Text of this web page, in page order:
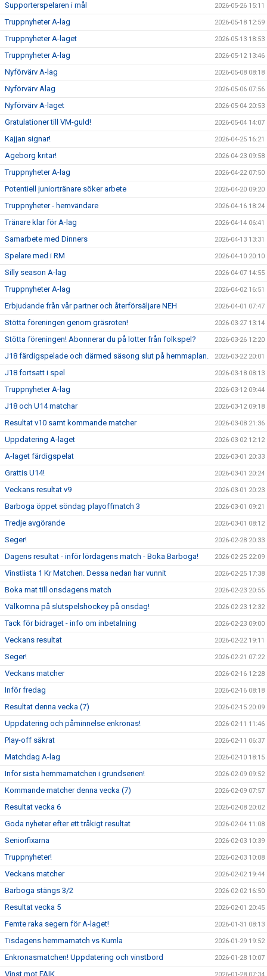
Supporterspelaren i mål 2026-05-26 15:11
Truppnyheter A-lag 2026-05-18 12:59
Truppnyheter A-laget 2026-05-13 18:53
Truppnyheter A-lag 2026-05-12 13:46
Nyförvärv A-lag 2026-05-08 08:18
Nyförvärv Alag 2026-05-06 07:56
Nyförvärv A-laget 2026-05-04 20:53
Gratulationer till VM-guld! 2026-05-04 14:07
Kajjan signar! 2026-04-25 16:21
Ageborg kritar! 2026-04-23 09:58
Truppnyheter A-lag 2026-04-22 07:50
Potentiell juniortränare söker arbete 2026-04-20 09:20
Truppnyheter - hemvändare 2026-04-16 18:24
Tränare klar för A-lag 2026-04-14 06:41
Samarbete med Dinners 2026-04-13 13:31
Spelare med i RM 2026-04-10 20:10
Silly season A-lag 2026-04-07 14:55
Truppnyheter A-lag 2026-04-02 16:51
Erbjudande från vår partner och återförsäljare NEH 2026-04-01 07:47
Stötta föreningen genom gräsroten! 2026-03-27 13:14
Stötta föreningen! Abonnerar du på lotter från folkspel? 2026-03-26 12:20
J18 färdigspelade och därmed säsong slut på hemmaplan. 2026-03-22 20:01
J18 fortsatt i spel 2026-03-18 08:13
Truppnyheter A-lag 2026-03-12 09:44
J18 och U14 matchar 2026-03-12 09:18
Resultat v10 samt kommande matcher 2026-03-08 21:36
Uppdatering A-laget 2026-03-02 12:12
A-laget färdigspelat 2026-03-01 20:33
Grattis U14! 2026-03-01 20:24
Veckans resultat v9 2026-03-01 20:23
Barboga öppet söndag playoffmatch 3 2026-03-01 09:21
Tredje avgörande 2026-03-01 08:12
Seger! 2026-02-28 20:33
Dagens resultat - inför lördagens match - Boka Barboga! 2026-02-25 22:09
Vinstlista 1 Kr Matchen. Dessa nedan har vunnit 2026-02-25 17:38
Boka mat till onsdagens match 2026-02-23 20:55
Välkomna på slutspelshockey på onsdag! 2026-02-23 12:32
Tack för bidraget - info om inbetalning 2026-02-23 09:00
Veckans resultat 2026-02-22 19:11
Seger! 2026-02-21 07:22
Veckans matcher 2026-02-16 12:28
Inför fredag 2026-02-16 08:18
Resultat denna vecka (7) 2026-02-15 20:09
Uppdatering och påminnelse enkronas! 2026-02-11 11:46
Play-off säkrat 2026-02-11 06:37
Matchdag A-lag 2026-02-10 18:15
Inför sista hemmamatchen i grundserien! 2026-02-09 09:52
Kommande matcher denna vecka (7) 2026-02-09 07:57
Resultat vecka 6 2026-02-08 20:02
Goda nyheter efter ett tråkigt resultat 2026-02-04 11:08
Seniorfixarna 2026-02-03 10:39
Truppnyheter! 2026-02-03 10:08
Veckans matcher 2026-02-02 19:44
Barboga stängs 3/2 2026-02-02 16:50
Resultat vecka 5 2026-02-01 20:45
Femte raka segern för A-laget! 2026-01-31 08:13
Tisdagens hemmamatch vs Kumla 2026-01-29 19:52
Enkronasmatchen! Uppdatering och vinstbord 2026-01-28 10:07
Vinst mot FAIK